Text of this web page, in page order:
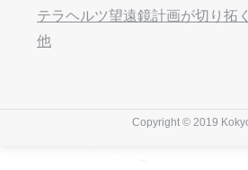
テラヘルツ望遠鏡計画が切り拓
他
Copyright © 2019